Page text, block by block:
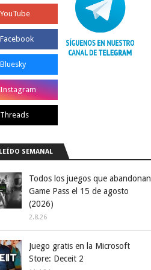
SEMANAL
Todos los juegos que abandonan
Game Pass el 15 de agosto
(2026)
2.8.26
Juego gratis en la Microsoft
Store: Deceit 2